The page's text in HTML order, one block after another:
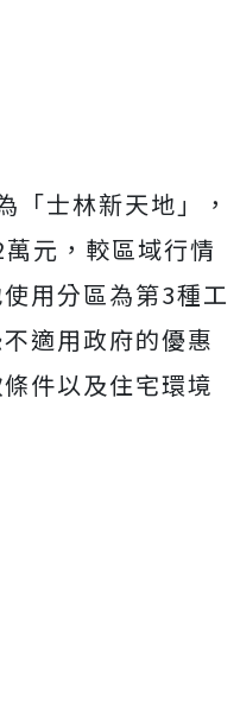
「士林新天地」，
元，較區域行情
用分區為第3種工
適用政府的優惠
件以及住宅環境